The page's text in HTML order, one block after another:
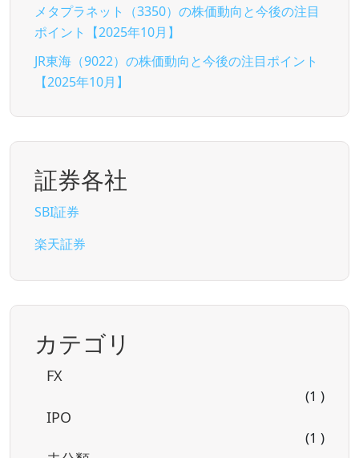
メタプラネット（3350）の株価動向と今後の注目
ポイント【2025年10月】
JR東海（9022）の株価動向と今後の注目ポイント
【2025年10月】
証券各社
SBI証券
楽天証券
カテゴリ
FX
(1 )
IPO
(1 )